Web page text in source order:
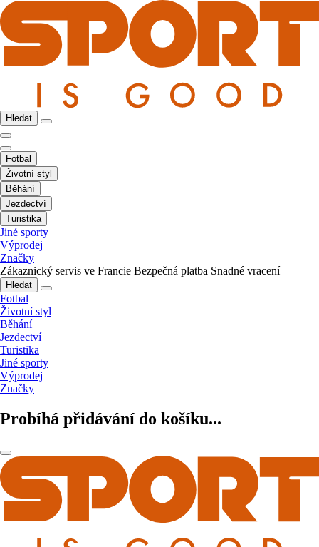
Hledat
Fotbal
Životní styl
Běhání
Jezdectví
Turistika
Jiné sporty
Výprodej
Značky
Zákaznický servis ve Francie Bezpečná platba Snadné vracení
Hledat
Fotbal
Životní styl
Běhání
Jezdectví
Turistika
Jiné sporty
Výprodej
Značky
Probíhá přidávání do košíku...